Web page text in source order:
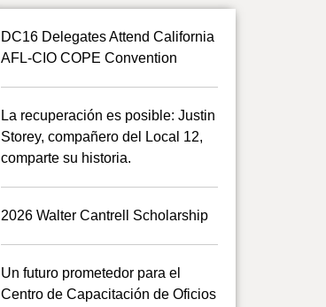
DC16 Delegates Attend California
AFL-CIO COPE Convention
La recuperación es posible: Justin
Storey, compañero del Local 12,
comparte su historia.
2026 Walter Cantrell Scholarship
Un futuro prometedor para el
Centro de Capacitación de Oficios